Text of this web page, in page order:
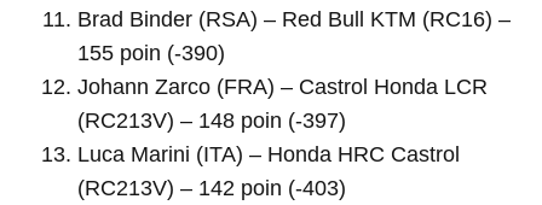
Brad Binder (RSA) – Red Bull KTM (RC16) –
155 poin (-390)
Johann Zarco (FRA) – Castrol Honda LCR
(RC213V) – 148 poin (-397)
Luca Marini (ITA) – Honda HRC Castrol
(RC213V) – 142 poin (-403)